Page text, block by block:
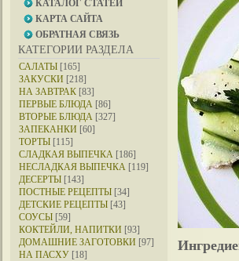
КАТАЛОГ СТАТЕЙ
КАРТА САЙТА
ОБРАТНАЯ СВЯЗЬ
КАТЕГОРИИ РАЗДЕЛА
САЛАТЫ [165]
ЗАКУСКИ [218]
НА ЗАВТРАК [83]
ПЕРВЫЕ БЛЮДА [86]
ВТОРЫЕ БЛЮДА [327]
ЗАПЕКАНКИ [60]
ТОРТЫ [115]
СЛАДКАЯ ВЫПЕЧКА [186]
НЕСЛАДКАЯ ВЫПЕЧКА [119]
ДЕСЕРТЫ [143]
ПОСТНЫЕ РЕЦЕПТЫ [34]
ДЕТСКИЕ РЕЦЕПТЫ [43]
СОУСЫ [59]
КОКТЕЙЛИ, НАПИТКИ [93]
ДОМАШНИЕ ЗАГОТОВКИ [97]
НА ПАСХУ [18]